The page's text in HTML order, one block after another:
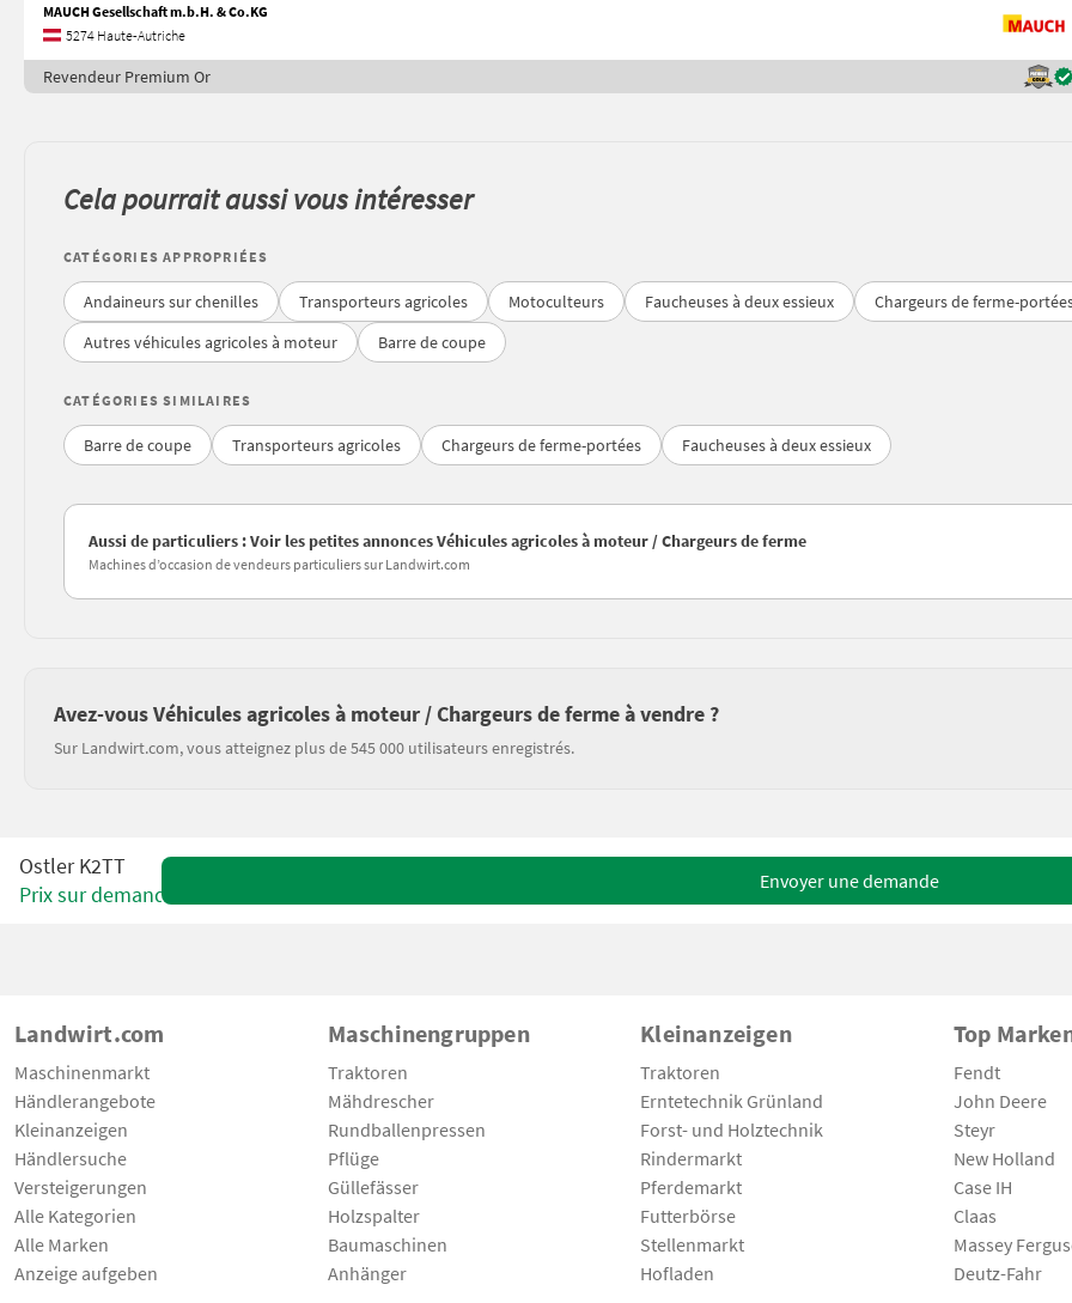
MAUCH Gesellschaft m.b.H. & Co.KG
5274 Haute-Autriche
Revendeur Premium Or
Cela pourrait aussi vous intéresser
CATÉGORIES APPROPRIÉES
Andaineurs sur chenilles Transporteurs agricoles Motoculteurs Faucheuses à deux essieux Chargeurs de ferme-
Autres véhicules agricoles à moteur
Barre de coupe
CATÉGORIES SIMILAIRES
Barre de coupe Transporteurs agricoles Chargeurs de ferme-portées Faucheuses à deux essieux
Aussi de particuliers : Voir les petites annonces Véhicules agricoles à moteur / Chargeurs de ferme
Machines d’occasion de vendeurs particuliers sur Landwirt.com
Avez-vous Véhicules agricoles à moteur / Chargeurs de ferme à vendre ?
Sur Landwirt.com, vous atteignez plus de 545 000 utilisateurs enregistrés.
Ostler K2TT
Prix sur demande
Envoyer une demande
Landwirt.com
Maschinenmarkt
Händlerangebote
Kleinanzeigen
Händlersuche
Versteigerungen
Alle Kategorien
Alle Marken
Anzeige aufgeben
Maschinengruppen
Traktoren
Mähdrescher
Rundballenpressen
Pflüge
Güllefässer
Holzspalter
Baumaschinen
Anhänger
Kleinanzeigen
Traktoren
Erntetechnik Grünland
Forst- und Holztechnik
Rindermarkt
Pferdemarkt
Futterbörse
Stellenmarkt
Hofladen
Top
Fendt
John Deere
Steyr
New Holland
Case IH
Claas
Massey
Deutz-Fahr